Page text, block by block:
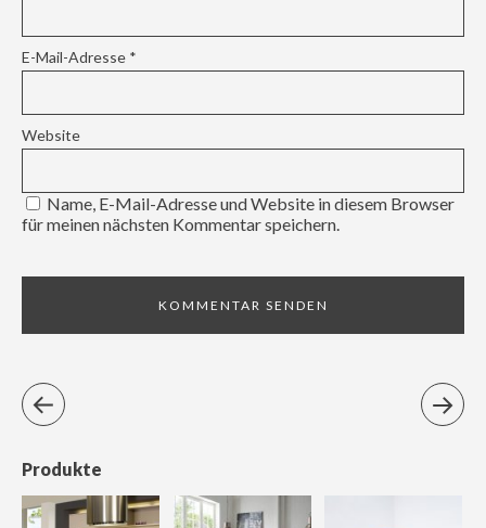
E-Mail-Adresse *
Website
Name, E-Mail-Adresse und Website in diesem Browser
für meinen nächsten Kommentar speichern.
Produkte